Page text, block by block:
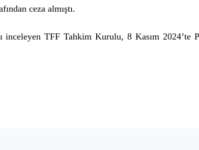
ceza almıştı.
inceleyen TFF Tahkim Kurulu, 8 Kasım 2024’te